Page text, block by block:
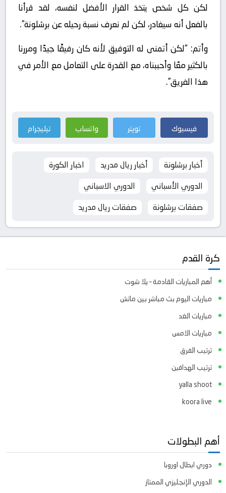
لكن كل شخص يتخذ القرار الأفضل لنفسه، لقد قرأنا
بالفعل أنه سيغادر، لكن لم نعرف نسبة رحيله عن برشلونة”.
وأتم: “لكن أتمنى له التوفيق لأنه كان رفيقًا جيدًا ومررنا
بالكثير معًا وأحببناه، مع القدرة على التعامل مع الأمر في
هذا الفريق”.
فيسبوك تويتر واتساب تيليجرام
أخبار برشلونة أخبار ريال مدريد
اخبار الكورة
الدوري الأسباني
الدوري الاسباني
صفقات برشلونة
صفقات ريال مدريد
كرة القدم
أهم المباريات القادمة – يلا شوت
مباريات اليوم بث مباشر بين ماتش
مباريات الغد
مباريات الامس
ترتيب الفرق
ترتيب الهدافين
yalla shoot
koora live
أهم البطولات
دوري ابطال اوروبا
الدوري الإنجليزي الممتاز